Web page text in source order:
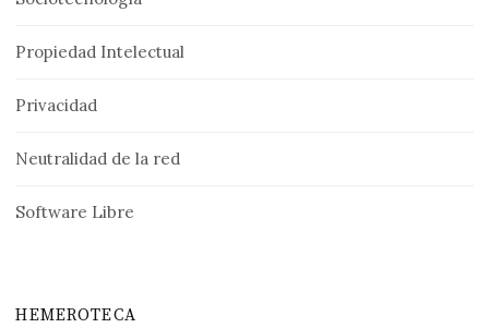
Propiedad Intelectual
Privacidad
Neutralidad de la red
Software Libre
HEMEROTECA